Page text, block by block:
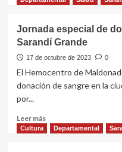
de
capacitación
“Conduce
tu
Sarandí
Jornada especial de
Sarandí Grande
17 de octubre de 2023 0
El Hemocentro de
donación de sangre en la
por...
Leer másLeer
más
Cultura Departamental